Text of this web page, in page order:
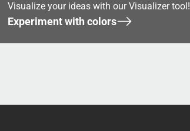
Visualize your ideas with our Visualizer tool!
Experiment with colors